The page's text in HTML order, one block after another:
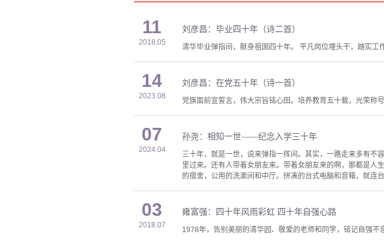
11
2018.05
刘彦昌：毕业四十年（诗二首）
清华毕业弹指间，献身祖国四十年。 平凡岗位埋头干，踏实工
14
2023.08
刘彦昌：在党五十年（诗一首）
党旗面前宣誓言，伟大宗旨铭心田。培养教育五十载，光荣称
07
2024.04
孙尧：相知一世——纪念入学三十年
三十年，就是一世，说来弹指一挥间。其实，一路走来多有不
里过来。还有人带着女朋友来。带着女朋友来的啊，那都是人
的宿舍，公用的洗漱间和中厅。拼凑的台式电脑和音箱，就连
03
2018.07
雍富强：四十年风雨彩虹 四十年自强心路
1978年，告别美丽的清华园、敬爱的老师和同学，铭记自强不